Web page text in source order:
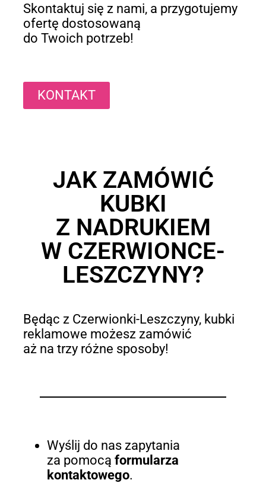
Skontaktuj się z nami, a przygotujemy
ofertę dostosowaną
do Twoich potrzeb!
KONTAKT
JAK ZAMÓWIĆ
KUBKI
Z NADRUKIEM
W CZERWIONCE-
LESZCZYNY?
Będąc z Czerwionki-Leszczyny, kubki
reklamowe możesz zamówić
aż na trzy różne sposoby!
Wyślij do nas zapytania
za pomocą formularza
kontaktowego.